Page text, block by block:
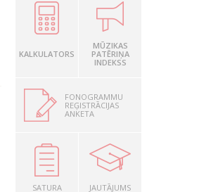
KALKULATORS
MŪZIKAS
PATĒRIŅA
INDEKSS
FONOGRAMMU
REĢISTRĀCIJAS
ANKETA
SATURA
JAUTĀJUMS